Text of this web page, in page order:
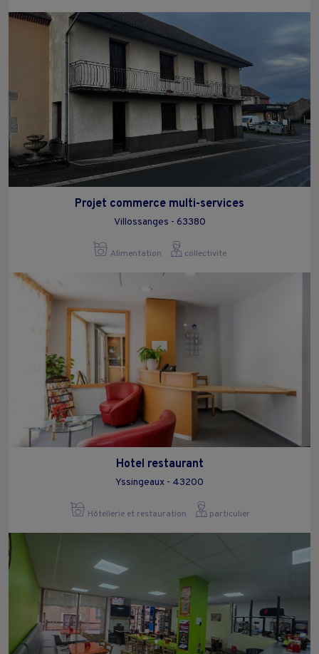
Projet commerce multi-services
Villossanges - 63380
Alimentation collectivite
Hotel restaurant
Yssingeaux - 43200
Hôtellerie et restauration particulier